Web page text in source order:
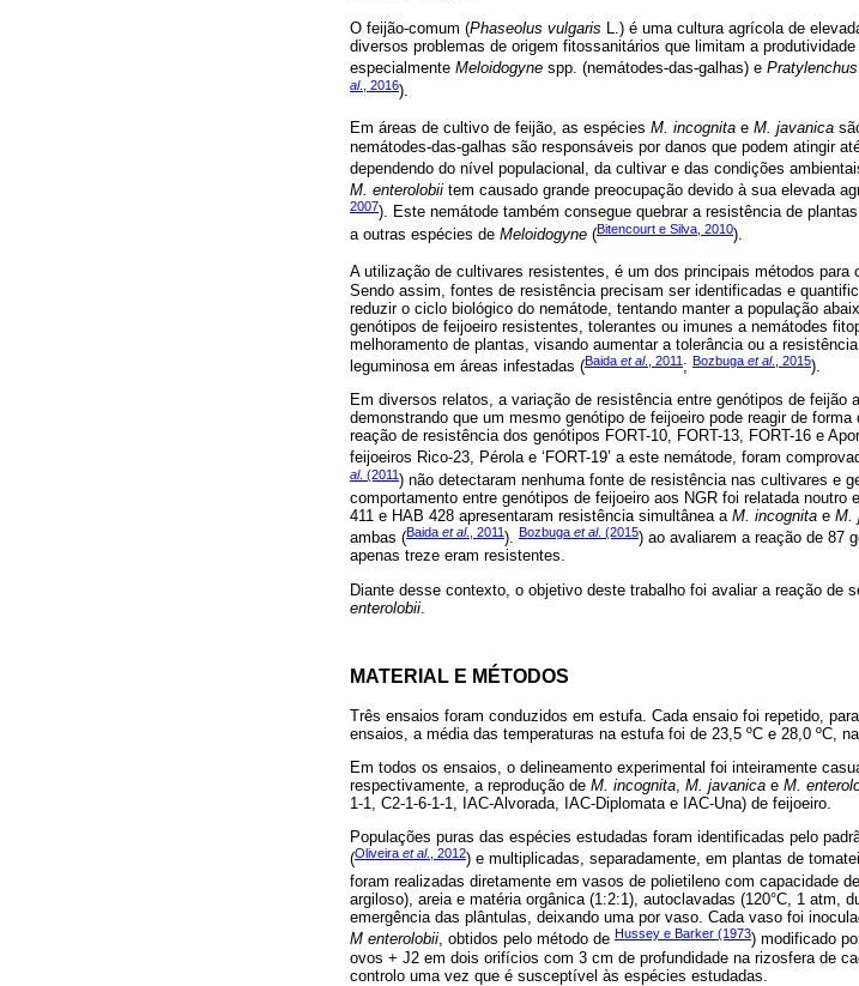
O feijão-comum (Phaseolus vulgaris L.) é uma cultura agrícola de
diversos problemas de origem fitossanitários que limitam a
especialmente Meloidogyne spp. (nemátodes-das-galhas) e Pratylenchus
al., 2016).
Em áreas de cultivo de feijão, as espécies M. incognita e M. javanica
nemátodes-das-galhas são responsáveis por danos que podem atingir
dependendo do nível populacional, da cultivar e das condições
M. enterolobii tem causado grande preocupação devido à sua elevada
2007). Este nemátode também consegue quebrar a resistência de
a outras espécies de Meloidogyne (Bitencourt e Silva, 2010).
A utilização de cultivares resistentes, é um dos principais métodos para
Sendo assim, fontes de resistência precisam ser identificadas e
reduzir o ciclo biológico do nemátode, tentando manter a população
genótipos de feijoeiro resistentes, tolerantes ou imunes a nemátodes
melhoramento de plantas, visando aumentar a tolerância ou a
leguminosa em áreas infestadas (Baida et al., 2011 ; Bozbuga et al., 2015).
Em diversos relatos, a variação de resistência entre genótipos de feijão
demonstrando que um mesmo genótipo de feijoeiro pode reagir de
reação de resistência dos genótipos FORT-10, FORT-13, FORT-16 e
feijoeiros Rico-23, Pérola e ‘FORT-19’ a este nemátode, foram
al. (2011) não detectaram nenhuma fonte de resistência nas cultivares e
comportamento entre genótipos de feijoeiro aos NGR foi relatada
411 e HAB 428 apresentaram resistência simultânea a M. incognita e M.
ambas (Baida et al., 2011). Bozbuga et al. (2015) ao avaliarem a reação de 87
apenas treze eram resistentes.
Diante desse contexto, o objetivo deste trabalho foi avaliar a reação de
enterolobii
MATERIAL E MÉTODOS
Três ensaios foram conduzidos em estufa. Cada ensaio foi repetido,
ensaios, a média das temperaturas na estufa foi de 23,5 ºC e 28,0 ºC,
Em todos os ensaios, o delineamento experimental foi inteiramente
respectivamente, a reprodução de M. incognita, M. javanica e M.
1-1, C2-1-6-1-1, IAC-Alvorada, IAC-Diplomata e IAC-Una) de feijoeiro.
Populações puras das espécies estudadas foram identificadas pelo
(Oliveira et al., 2012) e multiplicadas, separadamente, em plantas de
foram realizadas diretamente em vasos de polietileno com capacidade
argiloso), areia e matéria orgânica (1:2:1), autoclavadas (120°C, 1 atm,
emergência das plântulas, deixando uma por vaso. Cada vaso foi
M enterolobii, obtidos pelo método de Hussey e Barker (1973) modificado
ovos + J2 em dois orifícios com 3 cm de profundidade na rizosfera de
controlo uma vez que é susceptível às espécies estudadas.